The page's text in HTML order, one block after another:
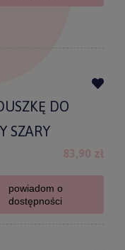
DO
SZARY
83,90 zł
powiadom o
dostępności